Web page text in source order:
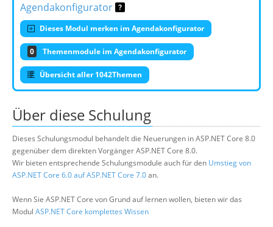
Agendakonfigurator
Dieses Modul merken im Agendakonfigurator
0 Themenmodule im Agendakonfigurator
Übersicht aller 1042Themen
Über diese Schulung
Dieses Schulungsmodul behandelt die Neuerungen in ASP.NET Core 8.0
gegenüber dem direkten Vorgänger ASP.NET Core 8.0.
Wir bieten entsprechende Schulungsmodule auch für den Umstieg von
ASP.NET Core 6.0 auf ASP.NET Core 7.0an.
Wenn Sie ASP.NET Core von Grund auf lernen wollen, bieten wir das
Modul ASP.NET Core komplettes Wissen